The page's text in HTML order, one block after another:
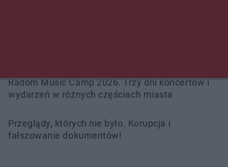
Radom Music Camp 2026. Trzy dni koncertów i
wydarzeń w różnych częściach miasta
Przeglądy, których nie było. Korupcja i
fałszowanie dokumentów!